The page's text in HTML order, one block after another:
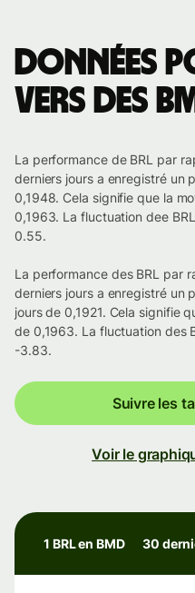
Données
vers des
La performance de BRL par
derniers jours a enregistré un
0,1948. Cela signifie que la
0,1963. La fluctuation dee
0.55.
La performance des BRL par
derniers jours a enregistré un
jours de 0,1921. Cela signifie
de 0,1963. La fluctuation des
-3.83.
Suivre les
Voir le
1 BRL en BMD 30